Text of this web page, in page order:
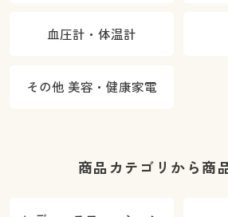
血圧計・体温計
その他 美容・健康家電
商品カテゴリから商